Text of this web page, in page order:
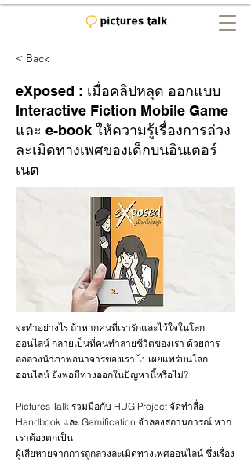
< Back
eXposed : เมื่อคลิปหลุด ออกแบบ
Interactive Fiction Mobile Game
และ e-book ให้ความรู้เรื่องการล่วง
ละเมิดทางเพศของเด็กบนอินเตอร์
เนต
จะทำอย่างไร ถ้าหากคนที่เรารักและไว้ใจในโลก
ออนไลน์ กลายเป็นที่คนทำลายชีวิตของเรา ด้วยการ
ล่อลวงนำภาพอนาจารของเรา ไปเผยแพร่บนโลก
ออนไลน์ ยังพอมีทางออกในปัญหานี้หรือไม่?
Pictures Talk ร่วมมือกับ HUG Project จัดทำสื่อ
Handbook และ Gamification จำลองสถานการณ์ หาก
เราต้องตกเป็น
ผู้เสียหายจากการถูกล่วงละเมิดทางเพศออนไลน์ ซึ่งเรื่อง